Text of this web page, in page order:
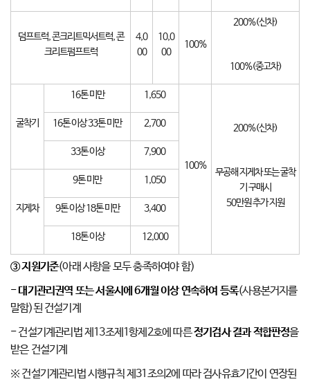
덤프트럭, 콘크리트믹서트럭, 콘
크리트펌프트럭
4,0
00
10,0
00
100%
200%(신차)
100%(중고차)
굴착기
16톤 미만 1,650
100%
200%(신차)
무공해 지게차 또는 굴착
기 구매시
50만원 추가 지원
16톤 이상 33톤 미만 2,700
33톤 이상 7,900
지게차
9톤 미만 1,050
9톤 이상 18톤 미만 3,400
18톤 이상 12,000
③지원기준(아래 사항을 모두 충족하여야 함)
- 대기관리권역 또는 서울시에 6개월 이상 연속하여 등록(사용본거지를
말함)된 건설기계
-건설기계관리법 제13조제1항제2호에 따른정기검사 결과 적합판정을
받은 건설기계
※ 건설기계관리법 시행규칙 제31조의2에 따라 검사유효기간이 연장된